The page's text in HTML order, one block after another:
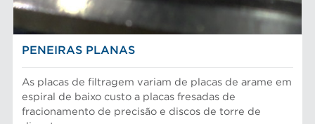
PENEIRAS PLANAS
As placas de filtragem variam de placas de arame em
espiral de baixo custo a placas fresadas de
fracionamento de precisão e discos de torre de